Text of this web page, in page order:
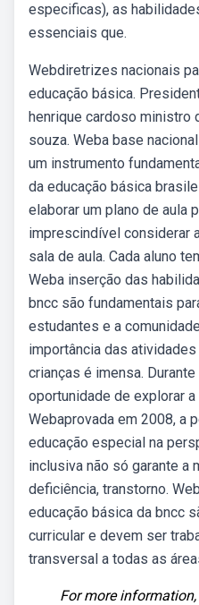
especificas), as
essenciais que.
Webdiretrizes nacionais
educação básica.
henrique cardoso ministro
souza. Weba base
um instrumento
da educação básica
elaborar um plano de aula
imprescindível considerar
sala de aula. Cada aluno
Weba inserção das
bncc são fundamentais
estudantes e a
importância das atividades
crianças é imensa.
oportunidade de explorar a
Webaprovada em 2008, a
educação especial na
inclusiva não só garante a
deficiência, transtorno.
educação básica da bncc
curricular e devem ser
transversal a todas as
For more